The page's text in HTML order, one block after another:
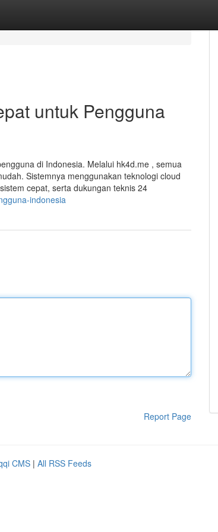
untuk Pengguna
di Indonesia. Melalui hk4d.me , semua
Sistemnya menggunakan teknologi cloud
cepat, serta dukungan teknis 24
indonesia
Report Page
CMS | All RSS Feeds